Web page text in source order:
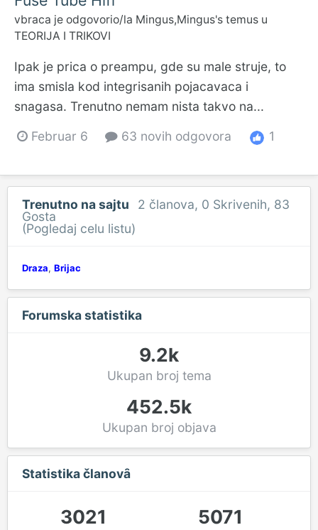
vbraca je odgovorio/la Mingus,Mingus's temus u
TEORIJA I TRIKOVI
Ipak je prica o preampu, gde su male struje, to
ima smisla kod integrisanih pojacavaca i
snagasa. Trenutno nemam nista takvo na...
Februar 6 63 novih odgovora 1
Trenutno na sajtu 2 članova, 0 Skrivenih, 83
Gosta
(Pogledaj celu listu)
Draza Brijac
Forumska statistika
9.2k
Ukupan broj tema
452.5k
Ukupan broj objava
Statistika članovȃ
3021 5071